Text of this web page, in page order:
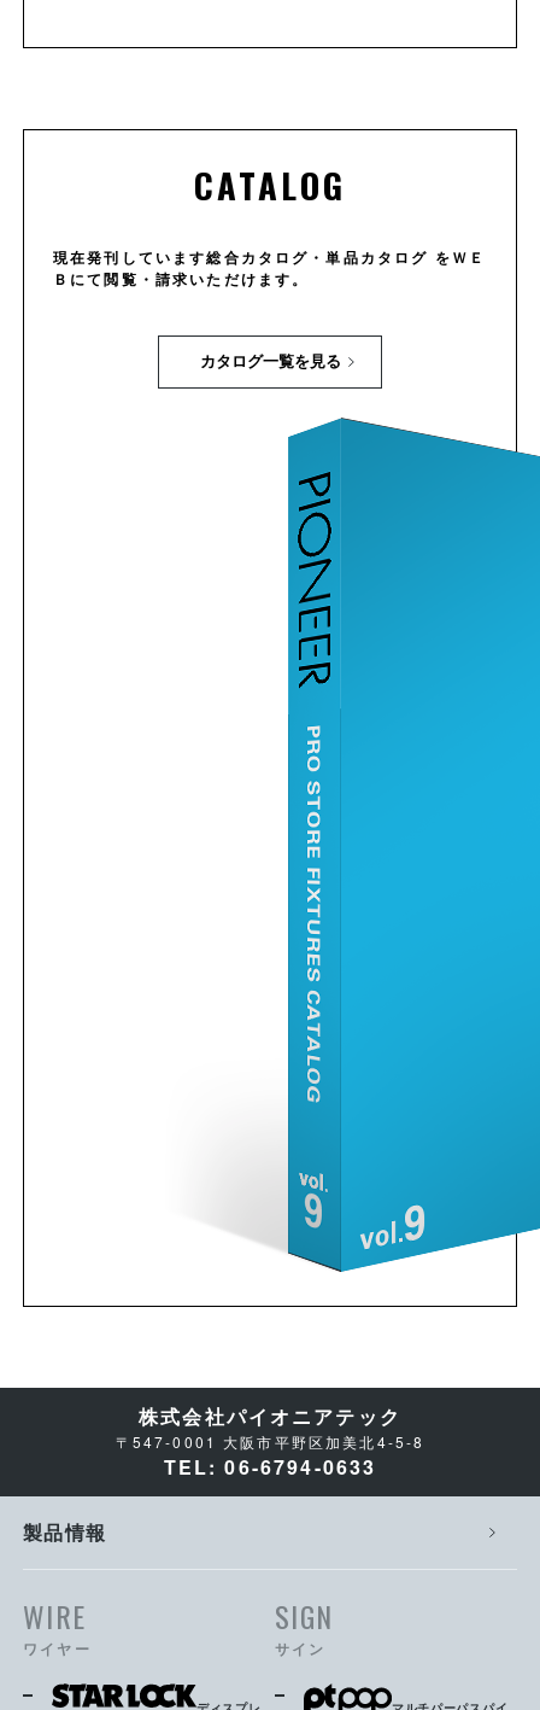
CATALOG
現在発刊しています総合カタログ・単品カタログ をＷＥ
Ｂにて閲覧・請求いただけます。
カタログ一覧を見る
株式会社パイオニアテック
〒547-0001 大阪市平野区加美北4-5-8
TEL: 06-6794-0633
製品情報
WIRE
ワイヤー
SIGN
サイン